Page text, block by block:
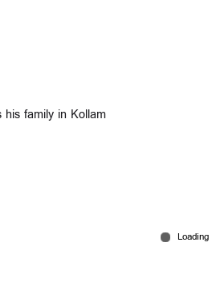
his family in Kollam